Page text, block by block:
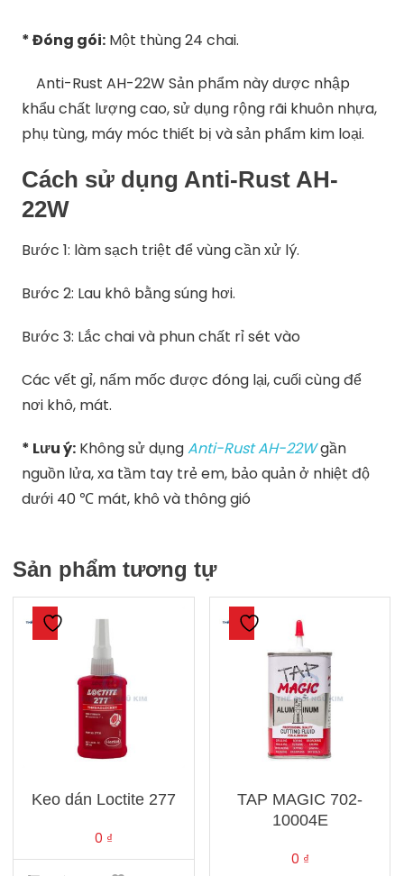
* Đóng gói: Một thùng 24 chai.
Anti-Rust AH-22W Sản phẩm này dược nhập
khẩu chất lượng cao, sử dụng rộng rãi khuôn nhựa,
phụ tùng, máy móc thiết bị và sản phẩm kim loại.
Cách sử dụngAnti-Rust AH-
22W
Bước 1: làm sạch triệt để vùng cần xử lý.
Bước 2: Lau khô bằng súng hơi.
Bước 3: Lắc chai và phun chất rỉ sét vào
Các vết gỉ, nấm mốc được đóng lại, cuối cùng để
nơi khô, mát.
* Lưu ý: Không sử dụngAnti-Rust AH-22Wgần
nguồn lửa, xa tầm tay trẻ em, bảo quản ở nhiệt độ
dưới 40 ℃ mát, khô và thông gió
Sản phẩm tương tự
Keo dán Loctite 277
0 ₫
TAP MAGIC 702-
10004E
0 ₫